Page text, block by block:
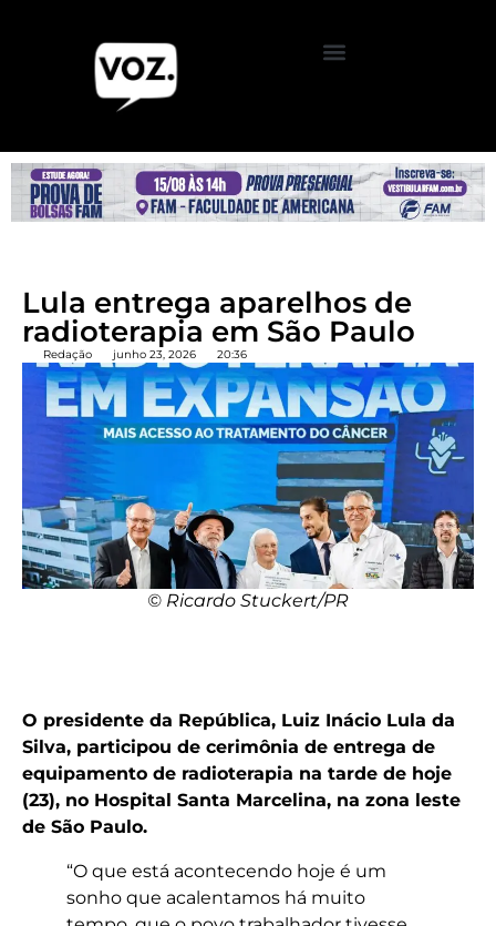
Lula entrega aparelhos de
radioterapia em São Paulo
Redação junho 23, 2026 20:36
© Ricardo Stuckert/PR
O presidente da República, Luiz Inácio Lula da
Silva, participou de cerimônia de entrega de
equipamento de radioterapia na tarde de hoje
(23), no Hospital Santa Marcelina, na zona leste
de São Paulo.
“O que está acontecendo hoje é um
sonho que acalentamos há muito